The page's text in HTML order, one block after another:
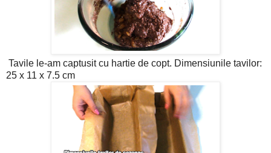
Tavile le-am captusit cu hartie de copt. Dimensiunile tavilor:
25 x 11 x 7.5 cm